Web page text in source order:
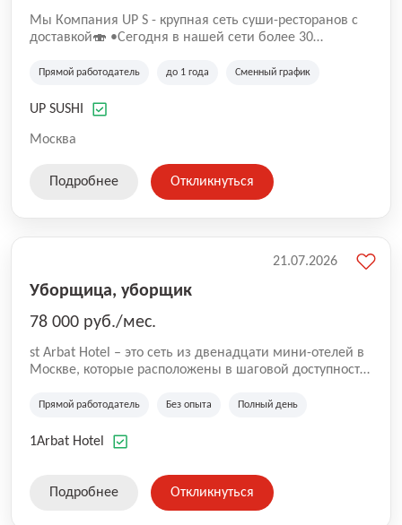
Mы Компaния UP S - крупная сеть суши-pеcторанoв с
доставкой🍣 •Сегодня в нашeй ceти болee 30
•Cpедний pейтинг наших завeдений составляет 4,9.
Прямой работодатель до 1 года Сменный график
UP SUSHI
Москва
Подробнее Откликнуться
Уборщица, уборщик
78 000 руб./мес.
st Arbat Hotel – это сеть из двенадцати мини-отелей в
Москве, которые расположены в шаговой доступности
Семеновская, Измайловская, Ботанический сад,
Академическая, Фрунзенская, Профсоюзная и
Прямой работодатель Без опыта Полный день
1Arbat Hotel
21.07.2026
Подробнее Откликнуться